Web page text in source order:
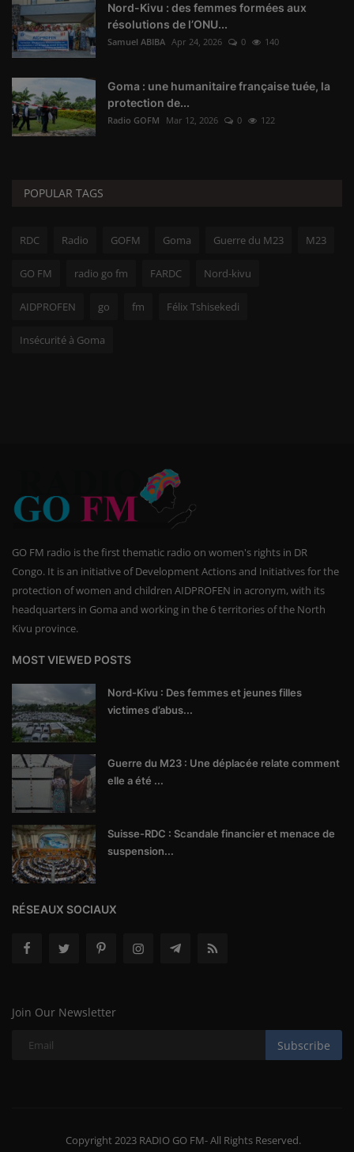
Nord-Kivu : des femmes formées aux
résolutions de l’ONU...
Samuel ABIBA Apr 24, 2026 0 140
Goma : une humanitaire française tuée, la
protection de...
Radio GOFM Mar 12, 2026 0 122
POPULAR TAGS
RDC Radio GOFM Goma Guerre du M23 M23
GO FM radio go fm FARDC Nord-kivu
AIDPROFEN go fm Félix Tshisekedi
Insécurité à Goma
GO FM radio is the first thematic radio on women's rights in DR
Congo. It is an initiative of Development Actions and Initiatives for the
protection of women and children AIDPROFEN in acronym, with its
headquarters in Goma and working in the 6 territories of the North
Kivu province.
MOST VIEWED POSTS
Nord-Kivu : Des femmes et jeunes filles
victimes d’abus...
Guerre du M23 : Une déplacée relate comment
elle a été ...
Suisse-RDC : Scandale financier et menace de
suspension...
RÉSEAUX SOCIAUX
Join Our Newsletter
Subscribe
Copyright 2023 RADIO GO FM- All Rights Reserved.